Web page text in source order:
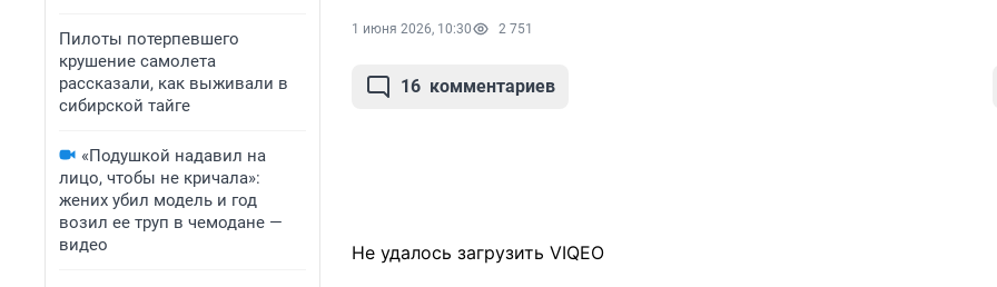
Пилоты потерпевшего
крушение самолета
рассказали, как выживали в
сибирской тайге
«Подушкой надавил на
лицо, чтобы не кричала»:
жених убил модель и год
возил ее труп в чемодане —
видео
1 июня 2026, 10:30 2 751
16 комментариев
Не удалось загрузить VIQEO